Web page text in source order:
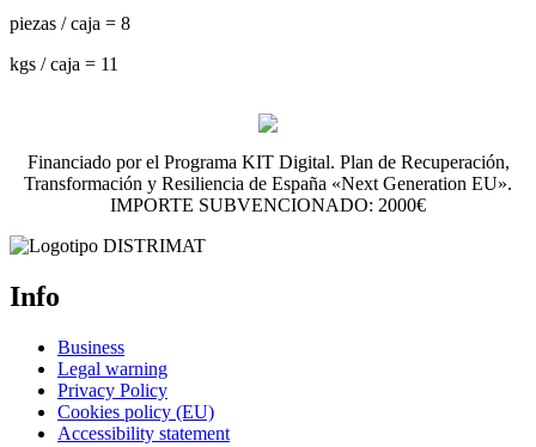
piezas / caja = 8
kgs / caja = 11
Financiado por el Programa KIT Digital. Plan de Recuperación,
Transformación y Resiliencia de España «Next Generation EU».
IMPORTE SUBVENCIONADO: 2000€
Info
Business
Legal warning
Privacy Policy
Cookies policy (EU)
Accessibility statement